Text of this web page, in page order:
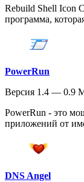
Rebuild Shell Icon
программа,
PowerRun
Версия 1.4 — 0.9
PowerRun - это
приложений от
DNS Angel